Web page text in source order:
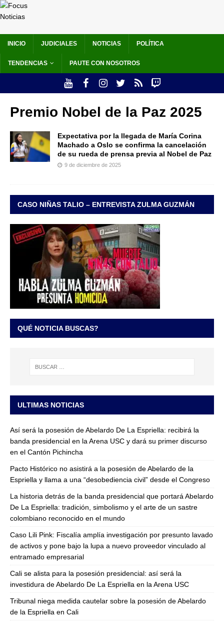
INICIO JUDICIALES NOTICIAS POLÍTICA
TENDENCIAS PAUTE CON NOSOTROS
Premio Nobel de la Paz 2025
Expectativa por la llegada de María Corina
Machado a Oslo se confirma la cancelación
de su rueda de prensa previa al Nobel de Paz
9 de diciembre de 2025
CASO NIÑAS TALIO – ENTREVISTA ZULMA GUZMÁN
QUÉ NOTICIA BUSCAS?
ULTIMAS NOTICIAS
Así será la posesión de Abelardo De La Espriella: recibirá la
banda presidencial en la Arena USC y dará su primer discurso
en el Cantón Pichincha
Pacto Histórico no asistirá a la posesión de Abelardo de la
Espriella y llama a una “desobediencia civil” desde el Congreso
La historia detrás de la banda presidencial que portará Abelardo
De La Espriella: tradición, simbolismo y el arte de un sastre
colombiano reconocido en el mundo
Caso Lili Pink: Fiscalía amplía investigación por presunto lavado
de activos y pone bajo la lupa a nuevo proveedor vinculado al
entramado empresarial
Cali se alista para la posesión presidencial: así será la
investidura de Abelardo De La Espriella en la Arena USC
Tribunal niega medida cautelar sobre la posesión de Abelardo
de la Espriella en Cali